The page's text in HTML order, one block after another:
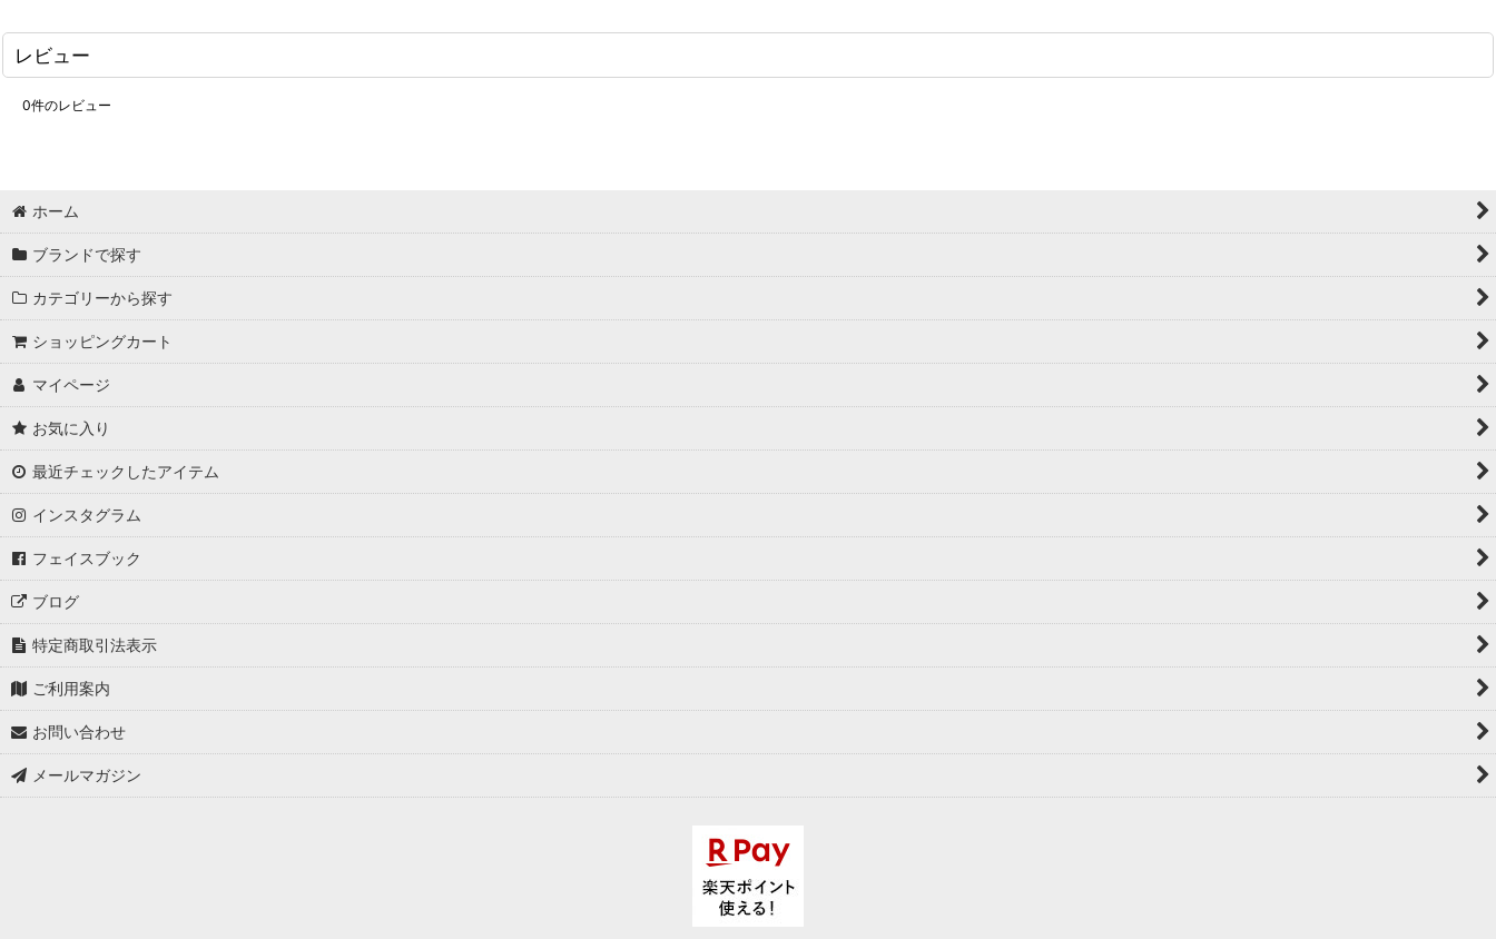
レビュー
0件のレビュー
ホーム
ブランドで探す
カテゴリーから探す
ショッピングカート
マイページ
お気に入り
最近チェックしたアイテム
インスタグラム
フェイスブック
ブログ
特定商取引法表示
ご利用案内
お問い合わせ
メールマガジン